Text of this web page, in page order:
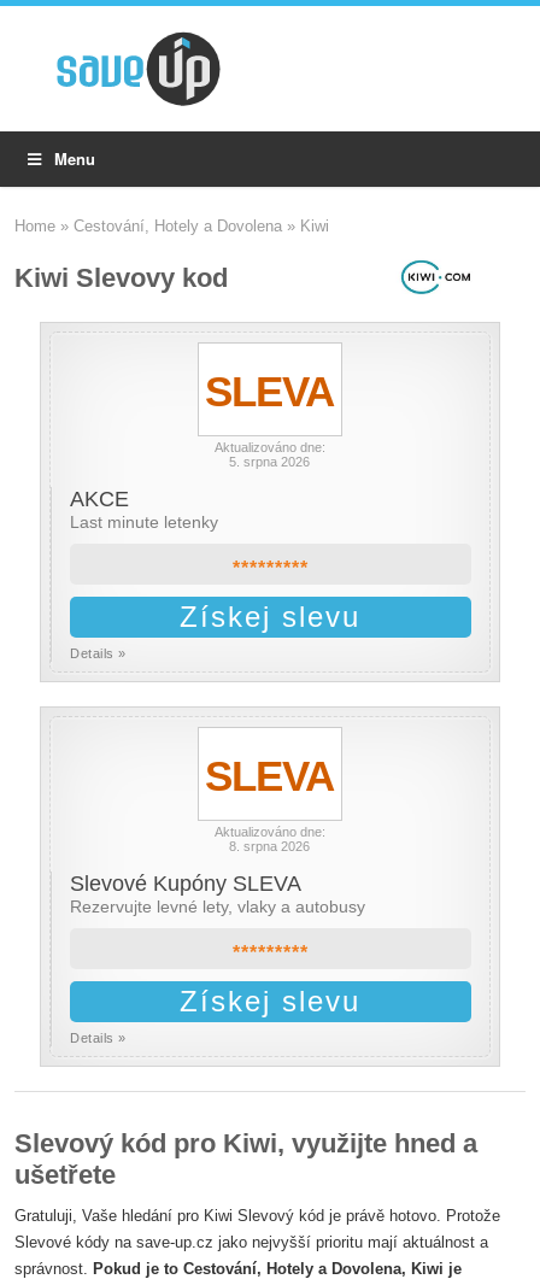
Menu
Home »Cestování, Hotely a Dovolena » Kiwi
Kiwi Slevovy kod
SLEVA
Aktualizováno dne:
5. srpna 2026
AKCE
Last minute letenky
*********
Získej slevu
Details »
SLEVA
Aktualizováno dne:
8. srpna 2026
Slevové Kupóny SLEVA
Rezervujte levné lety, vlaky a autobusy
*********
Získej slevu
Details »
Slevový kód pro Kiwi, využijte hned a
ušetřete
Gratuluji, Vaše hledání pro Kiwi Slevový kód je právě hotovo. Protože
Slevové kódy na save-up.cz jako nejvyšší prioritu mají aktuálnost a
správnost. Pokud je to Cestování, Hotely a Dovolena, Kiwi je